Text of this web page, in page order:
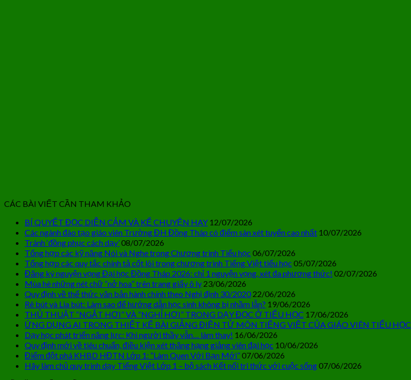
CÁC BÀI VIẾT CẦN THAM KHẢO
BÍ QUYẾT ĐỌC DIỄN CẢM VÀ KỂ CHUYỆN HAY 12/07/2026
Các ngành đào tạo giáo viên Trường ĐH Đồng Tháp có điểm sàn xét tuyển cao nhất 10/07/2026
Tránh ‘đồng phục cách dạy’08/07/2026
Tổng hợp các kỹ năng Nói và Nghe trong Chương trình Tiểu học 06/07/2026
Tổng hợp các quy tắc chính tả cốt lõi trong chương trình Tiếng Việt tiểu học 05/07/2026
Đăng ký nguyện vọng Đại học Đồng Tháp 2026: chỉ 1 nguyện vọng, xét đa phương thức! 02/07/2026
Mùa hè những nét chữ “nở hoa” trên trang giấy ô ly 23/06/2026
Quy định về thể thức văn bản hành chính theo Nghị định 30/2020 22/06/2026
Rê bút và Lia bút: Làm sao để hướng dẫn học sinh không bị nhầm lẫn? 19/06/2026
THỦ THUẬT “NGẮT HƠI” VÀ “NGHỈ HƠI” TRONG DẠY ĐỌC Ở TIỂU HỌC 17/06/2026
ỨNG DỤNG AI TRONG THIẾT KẾ BÀI GIẢNG ĐIỆN TỬ MÔN TIẾNG VIỆT CỦA GIÁO VIÊN TIỂU HỌC
Dạy học phát triển năng lực: Khi người thầy vẫn… làm thay! 16/06/2026
Quy định mới về tiêu chuẩn, điều kiện xét thăng hạng giảng viên đại học 10/06/2026
Điểm đột phá KHBD HĐTN Lớp 1: “Làm Quen Với Bạn Mới”07/06/2026
Hãy làm chủ quy trình dạy Tiếng Việt Lớp 1 – bộ sách Kết nối tri thức với cuộc sống07/06/2026